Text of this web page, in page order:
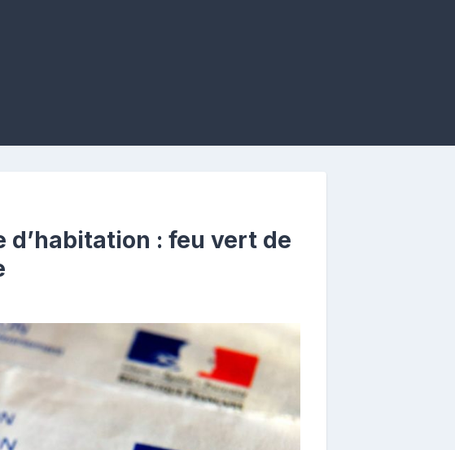
d’habitation : feu vert de